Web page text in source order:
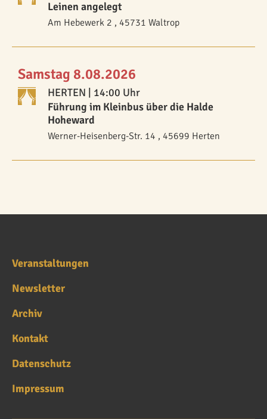
Leinen angelegt
Am Hebewerk 2 , 45731 Waltrop
Samstag 8.08.2026
HERTEN | 14:00 Uhr
Führung im Kleinbus über die Halde
Hoheward
Werner-Heisenberg-Str. 14 , 45699 Herten
Veranstaltungen
Newsletter
Archiv
Kontakt
Datenschutz
Impressum